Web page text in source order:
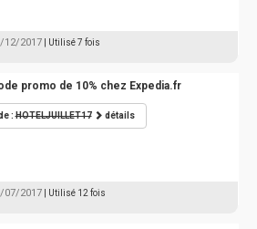
2017 | Utilisé 7 fois
promo de 10% chez Expedia.fr
:HOTELJUILLET17 détails
2017 | Utilisé 12 fois